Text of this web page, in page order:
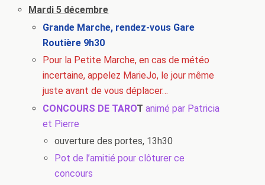
Mardi 5 décembre
Grande Marche, rendez-vous Gare
Routière 9h30
Pour la Petite Marche, en cas de météo
incertaine, appelez MarieJo, le jour même
juste avant de vous déplacer…
CONCOURS DE TAROT animé par Patricia
et Pierre
ouverture des portes, 13h30
Pot de l’amitié pour clôturer ce
concours